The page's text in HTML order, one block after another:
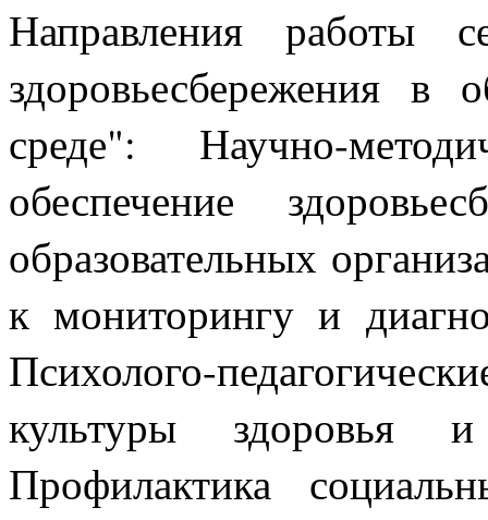
Направления работы
здоровьесбережения в
среде": Научно-
обеспечение
образовательных
к мониторингу и
Психолого-
культуры здоровья
Профилактика